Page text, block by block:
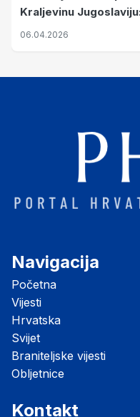
Kraljevinu
nastale njenim
06.04.2026
Navigacija
Početna
Vijesti
Hrvatska
Svijet
Braniteljske vijesti
Obljetnice
Kontakt